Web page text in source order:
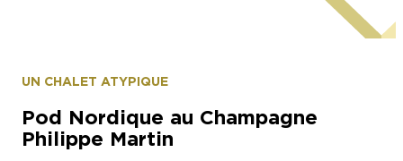
UN CHALET ATYPIQUE
Pod Nordique au Champagne
Philippe Martin